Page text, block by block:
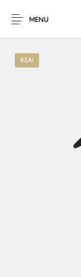
MENU
REA!